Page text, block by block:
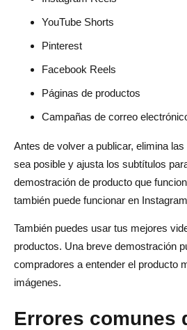
YouTube Shorts
Pinterest
Facebook Reels
Páginas de productos
Campañas de correo
Antes de volver a publicar, elimina
sea posible y ajusta los subtítulos
demostración de producto que
también puede funcionar en
También puedes usar tus mejores
productos. Una breve demostración
compradores a entender el producto
imágenes.
Errores comunes